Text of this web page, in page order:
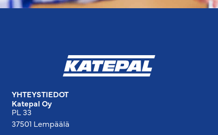
YHTEYSTIEDOT
Katepal Oy
PL 33
37501 Lempäälä